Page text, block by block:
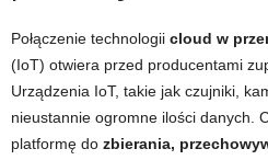
Połączenie technologii cloud w
(IoT) otwiera przed producentami
Urządzenia IoT, takie jak czujniki,
nieustannie ogromne ilości danych.
platformę do zbierania,